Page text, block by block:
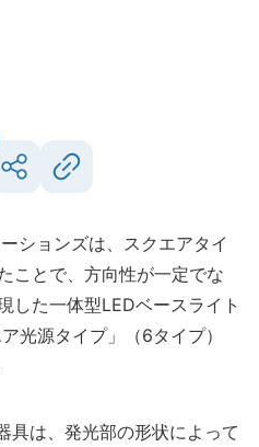
ションズは、スクエアタイ
ことで、方向性が一定でな
した一体型LEDベースライト
光源タイプ」（6タイプ）
は、発光部の形状によって